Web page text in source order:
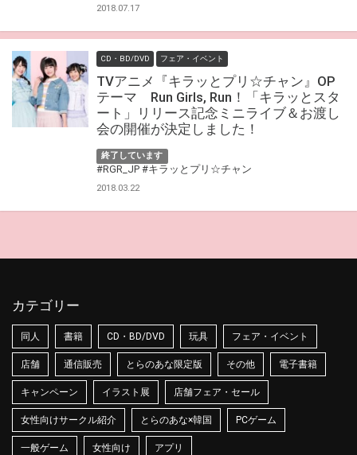
2018.07.17
CD・BD/DVD フェア・イベント
TVアニメ『キラッとプリ☆チャン』OP
テーマ Run Girls, Run！「キラッとスタ
ート」リリース記念ミニライブ＆お渡し
会の開催が決定しました！
終了しています
#RGR_JP #キラッとプリ☆チャン
2018.03.22
カテゴリー
同人 書籍 CD・BD/DVD 玩具 フェア・イベント
店舗 通信販売 とらのあな限定版 その他 電子書籍
キャンペーン イラスト展 店舗フェア・セール
女性向けサークル紹介 とらのあな×韓国 PCゲーム
一般ゲーム 女性向け アプリ